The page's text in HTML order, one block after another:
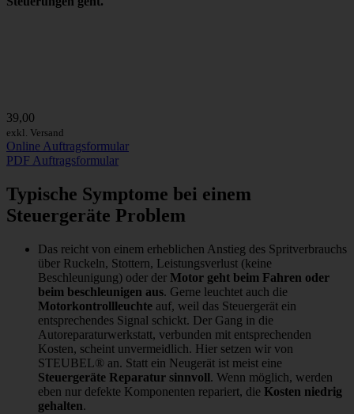
39,00
exkl. Versand
Online Auftragsformular
PDF Auftragsformular
Typische Symptome bei einem
Steuergeräte Problem
Das reicht von einem erheblichen Anstieg des Spritverbrauchs
über Ruckeln, Stottern, Leistungsverlust (keine
Beschleunigung) oder der Motor geht beim Fahren oder
beim beschleunigen aus. Gerne leuchtet auch die
Motorkontrollleuchte auf, weil das Steuergerät ein
entsprechendes Signal schickt. Der Gang in die
Autoreparaturwerkstatt, verbunden mit entsprechenden
Kosten, scheint unvermeidlich. Hier setzen wir von
STEUBEL® an. Statt ein Neugerät ist meist eine
Steuergeräte Reparatur sinnvoll. Wenn möglich, werden
eben nur defekte Komponenten repariert, die Kosten niedrig
gehalten.